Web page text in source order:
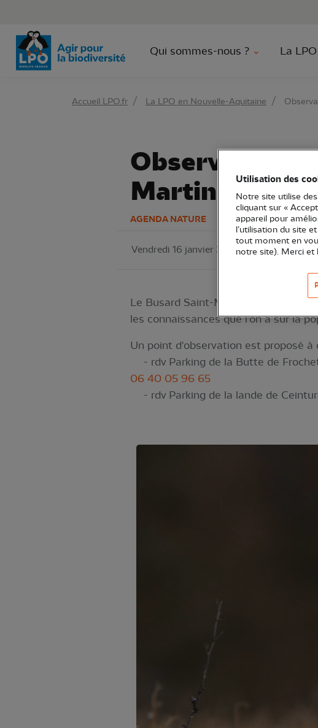
Qui sommes-nous ? La
Accueil LPO.fr La LPO en Nouvelle-Aquitaine
Observatoire
Martin
AGENDA NATURE
Vendredi 16 janvier 2026 LPO Limousin
Le Busard Saint-Martin est-il fidèle à
les connaissances que l’on a sur la
Un point d'observation est proposé
- rdv Parking de la Butte de
06 40 05 96 65
- rdv Parking de la lande de
Utilisation des
Notre site utilise
cliquant sur «
appareil pour
l’utilisation du site
tout moment en
notre site). Merci et